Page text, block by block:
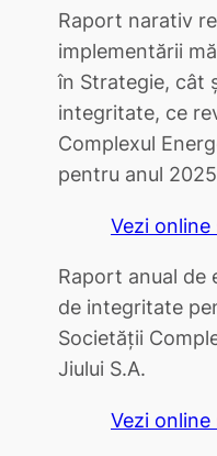
Raport narativ
implementării
în Strategie, cât
integritate, ce
Complexul
pentru anul 2025
Vezi
Raport anual de
de integritate
Societăţii
Jiului S.A.
Vezi